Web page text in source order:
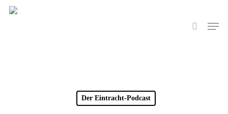
Skip
search
Menu
Der Eintracht-Podcast